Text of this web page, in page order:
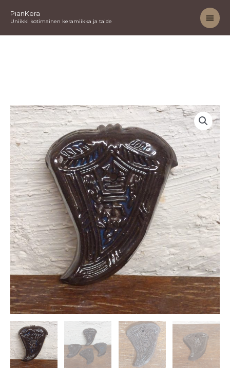
sisältöön
PianKera
Uniikki kotimainen keramiikka ja taide
Suitsuke
pidike
määrä